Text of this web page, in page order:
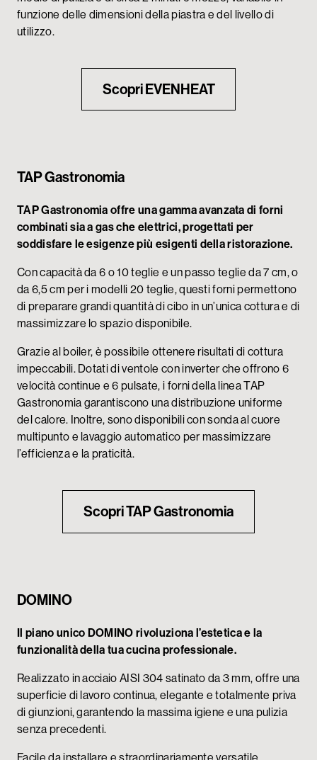
funzione delle dimensioni della piastra e del livello di
utilizzo.
Scopri EVENHEAT
TAP Gastronomia
TAP Gastronomia offre una gamma avanzata di forni
combinati sia a gas che elettrici, progettati per
soddisfare le esigenze più esigenti della ristorazione.
Con capacità da 6 o 10 teglie e un passo teglie da 7 cm, o
da 6,5 cm per i modelli 20 teglie, questi forni permettono
di preparare grandi quantità di cibo in un’unica cottura e di
massimizzare lo spazio disponibile.
Grazie al boiler, è possibile ottenere risultati di cottura
impeccabili. Dotati di ventole con inverter che offrono 6
velocità continue e 6 pulsate, i forni della linea TAP
Gastronomia garantiscono una distribuzione uniforme
del calore. Inoltre, sono disponibili con sonda al cuore
multipunto e lavaggio automatico per massimizzare
l’efficienza e la praticità.
Scopri TAP Gastronomia
DOMINO
Il piano unico DOMINO rivoluziona l’estetica e la
funzionalità della tua cucina professionale.
Realizzato in acciaio AISI 304 satinato da 3 mm, offre una
superficie di lavoro continua, elegante e totalmente priva
di giunzioni, garantendo la massima igiene e una pulizia
senza precedenti.
Facile da installare e straordinariamente versatile,